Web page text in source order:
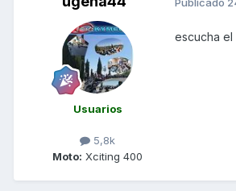
Usuarios
5,8k
Moto: Xciting 400
escucha el